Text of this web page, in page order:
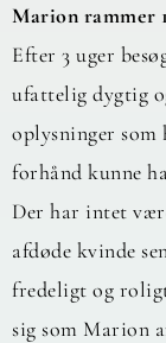
Marion rammer
Efter 3 uger
ufattelig dygtig
oplysninger som
forhånd kunne
Der har intet
afdøde kvinde
fredeligt og
sig som Marion